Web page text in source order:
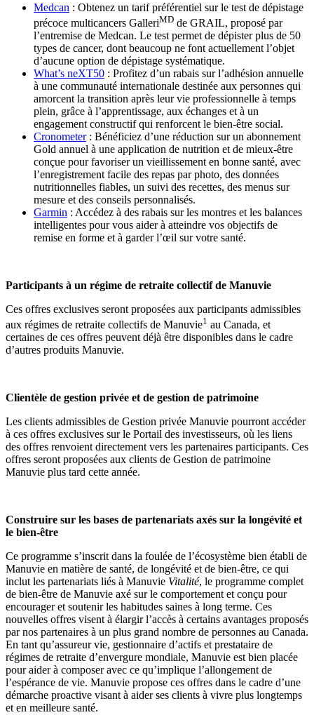
Medcan : Obtenez un tarif préférentiel sur le test de dépistage
précoce multicancers GalleriMD de GRAIL, proposé par
l’entremise de Medcan. Le test permet de dépister plus de 50
types de cancer, dont beaucoup ne font actuellement l’objet
d’aucune option de dépistage systématique.
What’s neXT50 : Profitez d’un rabais sur l’adhésion annuelle
à une communauté internationale destinée aux personnes qui
amorcent la transition après leur vie professionnelle à temps
plein, grâce à l’apprentissage, aux échanges et à un
engagement constructif qui renforcent le bien-être social.
Cronometer: Bénéficiez d’une réduction sur un abonnement
Gold annuel à une application de nutrition et de mieux-être
conçue pour favoriser un vieillissement en bonne santé, avec
l’enregistrement facile des repas par photo, des données
nutritionnelles fiables, un suivi des recettes, des menus sur
mesure et des conseils personnalisés.
Garmin : Accédez à des rabais sur les montres et les balances
intelligentes pour vous aider à atteindre vos objectifs de
remise en forme et à garder l’œil sur votre santé.
Participants à un régime de retraite collectif de Manuvie
Ces offres exclusives seront proposées aux participants admissibles
aux régimes de retraite collectifs de Manuvie1 au Canada, et
certaines de ces offres peuvent déjà être disponibles dans le cadre
d’autres produits Manuvie.
Clientèle de gestion privée et de gestion de patrimoine
Les clients admissibles de Gestion privée Manuvie pourront accéder
à ces offres exclusives sur le Portail des investisseurs, où les liens
des offres renvoient directement vers les partenaires participants. Ces
offres seront proposées aux clients de Gestion de patrimoine
Manuvie plus tard cette année.
Construire sur les bases de partenariats axés sur la longévité et
le bien-être
Ce programme s’inscrit dans la foulée de l’écosystème bien établi de
Manuvie en matière de santé, de longévité et de bien-être, ce qui
inclut les partenariats liés à Manuvie Vitalité, le programme complet
de bien-être de Manuvie axé sur le comportement et conçu pour
encourager et soutenir les habitudes saines à long terme. Ces
nouvelles offres visent à élargir l’accès à certains avantages proposés
par nos partenaires à un plus grand nombre de personnes au Canada.
En tant qu’assureur vie, gestionnaire d’actifs et prestataire de
régimes de retraite d’envergure mondiale, Manuvie est bien placée
pour aider à composer avec ce qu’implique l’allongement de
l’espérance de vie. Manuvie propose ces offres dans le cadre d’une
démarche proactive visant à aider ses clients à vivre plus longtemps
et en meilleure santé.